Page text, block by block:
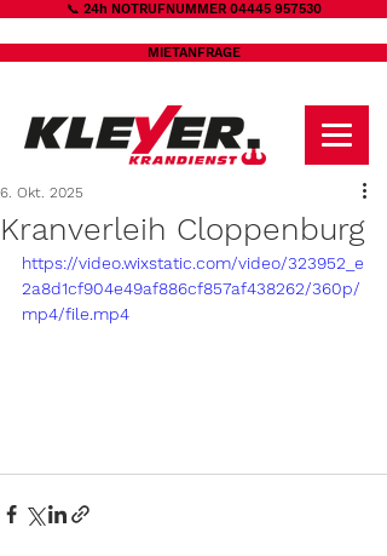
📞 24h NOTRUFNUMMER 04445 957530
MIETANFRAGE
Kranverleih Cloppenburg
6. Okt. 2025
https://video.wixstatic.com/video/323952_e
2a8d1cf904e49af886cf857af438262/360p/
mp4/file.mp4